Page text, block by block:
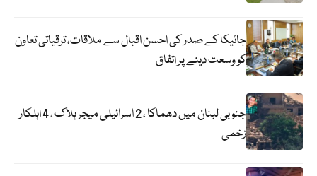
جائیکا کے صدر کی احسن اقبال سے ملاقات، ترقیاتی تعاون
کو وسعت دینے پر اتفاق
جنوبی لبنان میں دھماکا ، 2 اسرائیلی میجر ہلاک ، 4 اہلکار
زخمی